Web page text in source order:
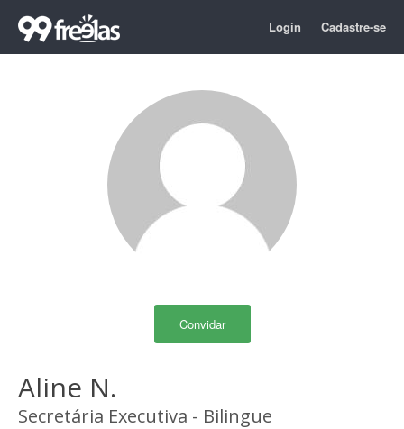
Login Cadastre-se
Convidar
Aline N.
Secretária Executiva - Bilingue